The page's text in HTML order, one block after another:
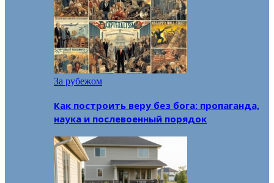
За рубежом
Как построить веру без бога: пропаганда,
наука и послевоенный порядок